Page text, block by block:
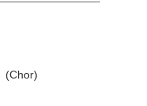
(Chor)